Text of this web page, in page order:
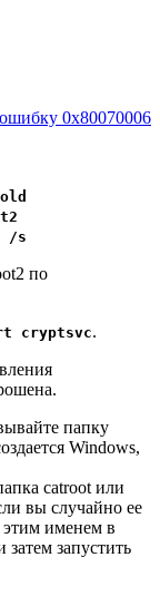
0x80070006
/s
по
cryptsvc.
папку
Windows,
catroot или
вы случайно ее
этим именем в
затем запустить